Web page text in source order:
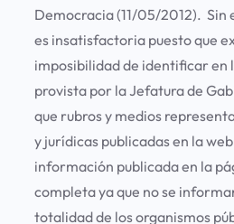
Democracia (11/05/2012). Sin
es insatisfactoria puesto que
imposibilidad de identificar en
provista por la Jefatura de
que rubros y medios
y jurídicas publicadas en la
información publicada en la
completa ya que no se
totalidad de los organismos